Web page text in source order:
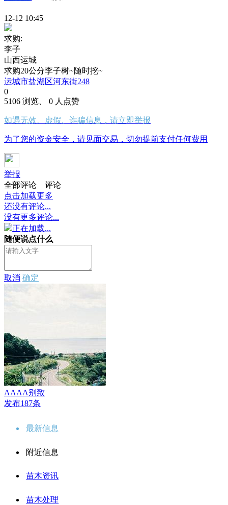
12-12 10:45
求购:
李子
山西运城
求购20公分李子树~随时挖~
运城市盐湖区河东街248
0
5106 浏览、 0 人点赞
如遇无效、虚假、诈骗信息，请立即举报
为了您的资金安全，请见面交易，切勿提前支付任何费用
举报
全部评论
评论
点击加载更多
还没有评论...
没有更多评论...
正在加载...
随便说点什么
取消 确定
AAAA别致
发布187条
最新信息
附近信息
苗木资讯
苗木处理